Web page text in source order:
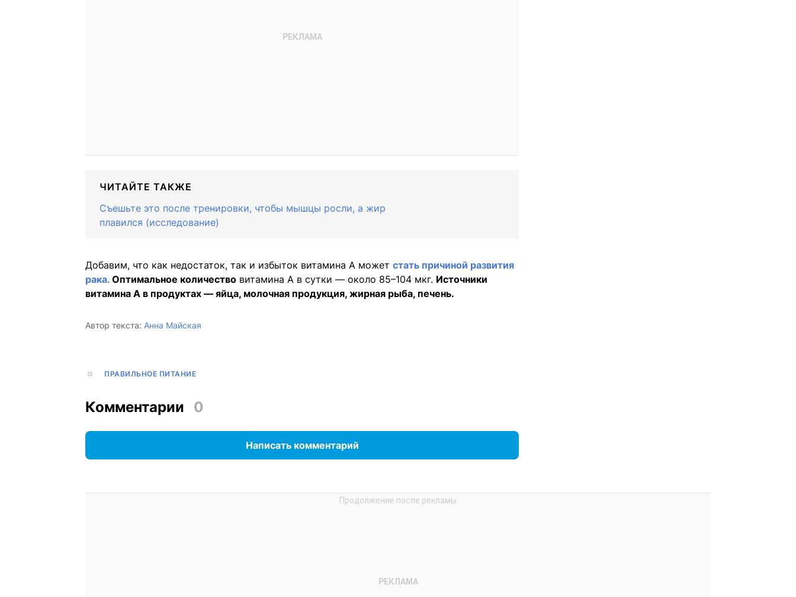
ЧИТАЙТЕ ТАКЖЕ
Съешьте это после тренировки, чтобы мышцы росли, а жир
плавился (исследование)
Добавим, что как недостаток, так и избыток витамина А может стать причиной развития
рака. Оптимальное количество витамина А в сутки — около 85–104 мкг. Источники
витамина А в продуктах — яйца, молочная продукция, жирная рыба, печень.
Автор текста: Анна Майская
ПРАВИЛЬНОЕ ПИТАНИЕ
Комментарии 0
Написать комментарий